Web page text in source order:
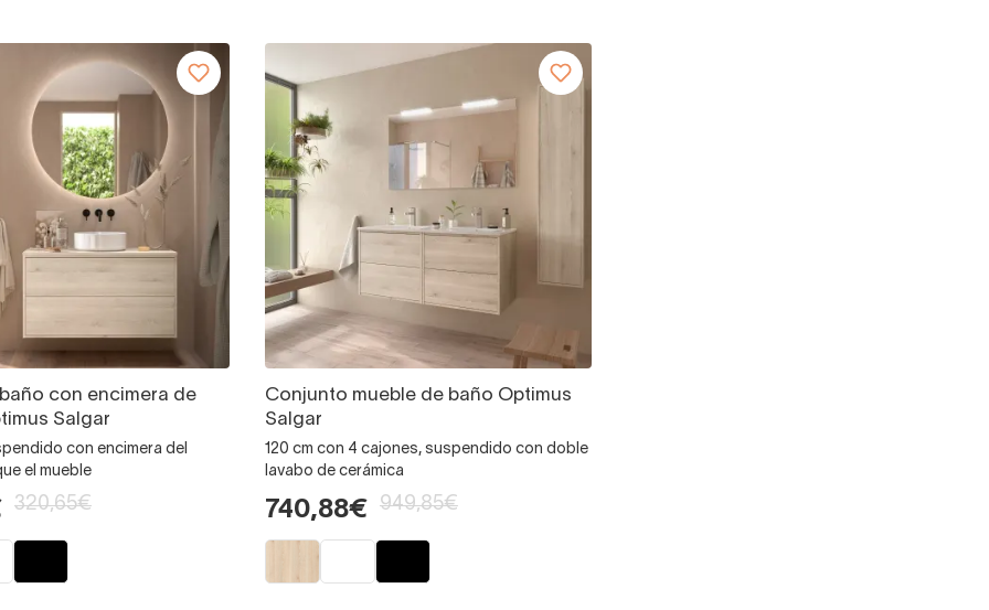
con encimera de
Salgar
con encimera del
el mueble
320,65€
Conjunto mueble de baño Optimus
Salgar
120 cm con 4 cajones, suspendido con doble
lavabo de cerámica
740,88€ 949,85€